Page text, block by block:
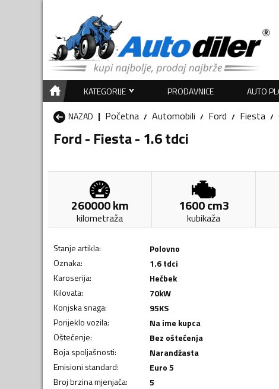
KATEGORIJE PRODAVNICE AUTO
NAZAD
Početna Automobili Ford Fiesta
Ford - Fiesta - 1.6 tdci
260000km
kilometraža
1600cm3
kubikaža
Stanje artikla:
Polovno
Oznaka:
1.6 tdci
Karoserija:
Hečbek
Kilovata: 70kW
Konjska snaga: 95KS
Porijeklo vozila:
Na ime kupca
Oštećenje:
Bez oštećenja
Boja spoljašnosti:
Narandžasta
Emisioni standard:
Euro 5
Broj brzina mjenjača:
5